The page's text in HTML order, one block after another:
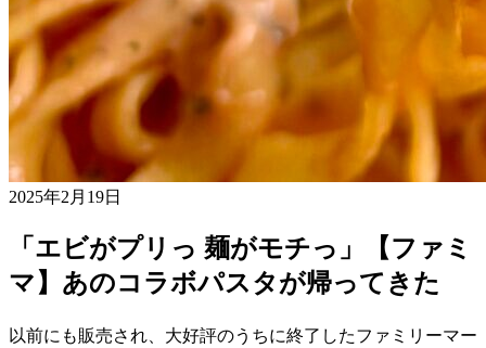
2025年2月19日
「エビがプリっ 麺がモチっ」【ファミ
マ】あのコラボパスタが帰ってきた
以前にも販売され、大好評のうちに終了したファミリーマー